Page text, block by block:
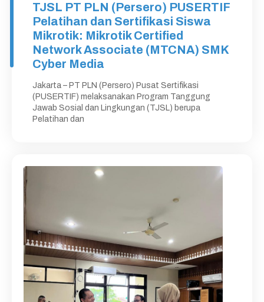
TJSL PT PLN (Persero) PUSERTIF
Pelatihan dan Sertifikasi Siswa
Mikrotik: Mikrotik Certified
Network Associate (MTCNA) SMK
Cyber Media
Jakarta – PT PLN (Persero) Pusat Sertifikasi
(PUSERTIF) melaksanakan Program Tanggung
Jawab Sosial dan Lingkungan (TJSL) berupa
Pelatihan dan